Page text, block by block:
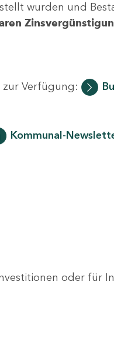
wurden und
Verfügung:
Kommunal-
oder für